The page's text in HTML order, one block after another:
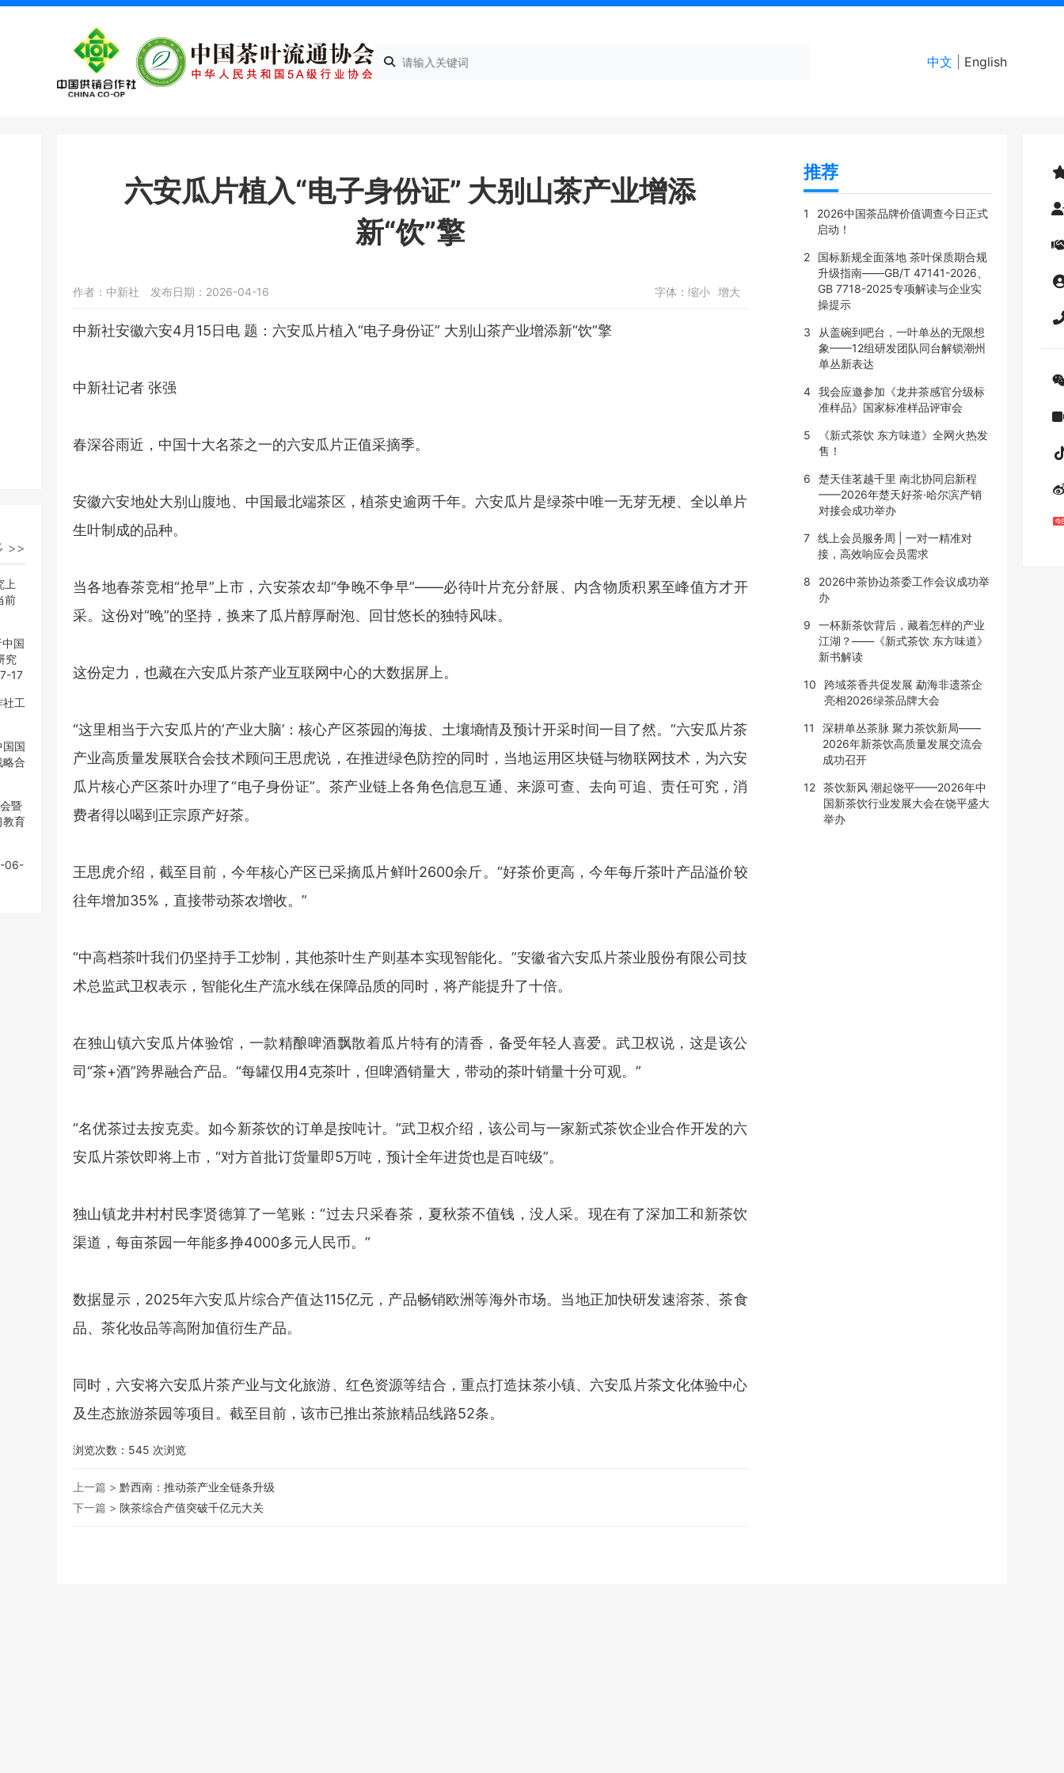
中文 English
>>
上
前
国
究
17
社工
国国
略合
暨
教育
06-
六安瓜片植入“电子身份证” 大别山茶产业增添
新“饮”擎
作者：中新社 发布日期：2026-04-16 字体： 缩小 增大
中新社安徽六安4月15日电 题：六安瓜片植入“电子身份证” 大别山茶产业增添新“饮”擎
中新社记者 张强
春深谷雨近，中国十大名茶之一的六安瓜片正值采摘季。
安徽六安地处大别山腹地、中国最北端茶区，植茶史逾两千年。六安瓜片是绿茶中唯一无芽无梗、全以单片
生叶制成的品种。
当各地春茶竞相“抢早”上市，六安茶农却“争晚不争早”——必待叶片充分舒展、内含物质积累至峰值方才开
采。这份对“晚”的坚持，换来了瓜片醇厚耐泡、回甘悠长的独特风味。
这份定力，也藏在六安瓜片茶产业互联网中心的大数据屏上。
“这里相当于六安瓜片的‘产业大脑’：核心产区茶园的海拔、土壤墒情及预计开采时间一目了然。”六安瓜片茶
产业高质量发展联合会技术顾问王思虎说，在推进绿色防控的同时，当地运用区块链与物联网技术，为六安
瓜片核心产区茶叶办理了“电子身份证”。茶产业链上各角色信息互通、来源可查、去向可追、责任可究，消
费者得以喝到正宗原产好茶。
王思虎介绍，截至目前，今年核心产区已采摘瓜片鲜叶2600余斤。“好茶价更高，今年每斤茶叶产品溢价较
往年增加35%，直接带动茶农增收。”
“中高档茶叶我们仍坚持手工炒制，其他茶叶生产则基本实现智能化。”安徽省六安瓜片茶业股份有限公司技
术总监武卫权表示，智能化生产流水线在保障品质的同时，将产能提升了十倍。
在独山镇六安瓜片体验馆，一款精酿啤酒飘散着瓜片特有的清香，备受年轻人喜爱。武卫权说，这是该公
司“茶+酒”跨界融合产品。“每罐仅用4克茶叶，但啤酒销量大，带动的茶叶销量十分可观。”
“名优茶过去按克卖。如今新茶饮的订单是按吨计。”武卫权介绍，该公司与一家新式茶饮企业合作开发的六
安瓜片茶饮即将上市，“对方首批订货量即5万吨，预计全年进货也是百吨级”。
独山镇龙井村村民李贤德算了一笔账：“过去只采春茶，夏秋茶不值钱，没人采。现在有了深加工和新茶饮
渠道，每亩茶园一年能多挣4000多元人民币。”
数据显示，2025年六安瓜片综合产值达115亿元，产品畅销欧洲等海外市场。当地正加快研发速溶茶、茶食
品、茶化妆品等高附加值衍生产品。
同时，六安将六安瓜片茶产业与文化旅游、红色资源等结合，重点打造抹茶小镇、六安瓜片茶文化体验中心
及生态旅游茶园等项目。截至目前，该市已推出茶旅精品线路52条。
浏览次数： 545 次浏览
上一篇 > 黔西南：推动茶产业全链条升级
下一篇 > 陕茶综合产值突破千亿元大关
推荐
1
2026中国茶品牌价值调查今日正式
启动！
2
国标新规全面落地 茶叶保质期合规
升级指南——GB/T 47141-2026、
GB 7718-2025专项解读与企业实
操提示
3
从盖碗到吧台，一叶单丛的无限想
象——12组研发团队同台解锁潮州
单丛新表达
4
我会应邀参加《龙井茶感官分级标
准样品》国家标准样品评审会
5
《新式茶饮 东方味道》全网火热发
售！
6
楚天佳茗越千里 南北协同启新程
——2026年楚天好茶·哈尔滨产销
对接会成功举办
7
线上会员服务周 | 一对一精准对
接，高效响应会员需求
8
2026中茶协边茶委工作会议成功举
办
9
一杯新茶饮背后，藏着怎样的产业
江湖？——《新式茶饮 东方味道》
新书解读
10
跨域茶香共促发展 勐海非遗茶企
亮相2026绿茶品牌大会
11
深耕单丛茶脉 聚力茶饮新局——
2026年新茶饮高质量发展交流会
成功召开
12
茶饮新风 潮起饶平——2026年中
国新茶饮行业发展大会在饶平盛大
举办
>>
上
前
国
究
17
社工
国国
略合
暨
教育
06-